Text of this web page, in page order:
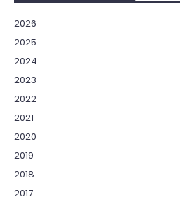
2026
2025
2024
2023
2022
2021
2020
2019
2018
2017